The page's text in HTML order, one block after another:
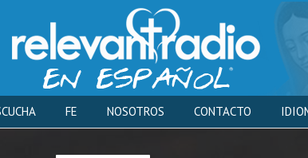
Skip
FE NOSOTROS CONTACTO